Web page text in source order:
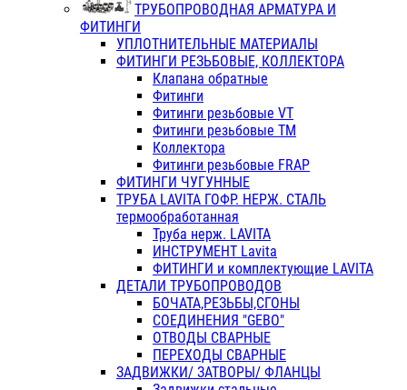
ТРУБОПРОВОДНАЯ АРМАТУРА И
ФИТИНГИ
УПЛОТНИТЕЛЬНЫЕ МАТЕРИАЛЫ
ФИТИНГИ РЕЗЬБОВЫЕ, КОЛЛЕКТОРА
Клапана обратные
Фитинги
Фитинги резьбовые VT
Фитинги резьбовые ТМ
Коллектора
Фитинги резьбовые FRAP
ФИТИНГИ ЧУГУННЫЕ
ТРУБА LAVITA ГОФР. НЕРЖ. СТАЛЬ
термообработанная
Труба нерж. LAVITA
ИНСТРУМЕНТ Lavita
ФИТИНГИ и комплектующие LAVITA
ДЕТАЛИ ТРУБОПРОВОДОВ
БОЧАТА,РЕЗЬБЫ,СГОНЫ
СОЕДИНЕНИЯ "GEBO"
ОТВОДЫ СВАРНЫЕ
ПЕРЕХОДЫ СВАРНЫЕ
ЗАДВИЖКИ/ ЗАТВОРЫ/ ФЛАНЦЫ